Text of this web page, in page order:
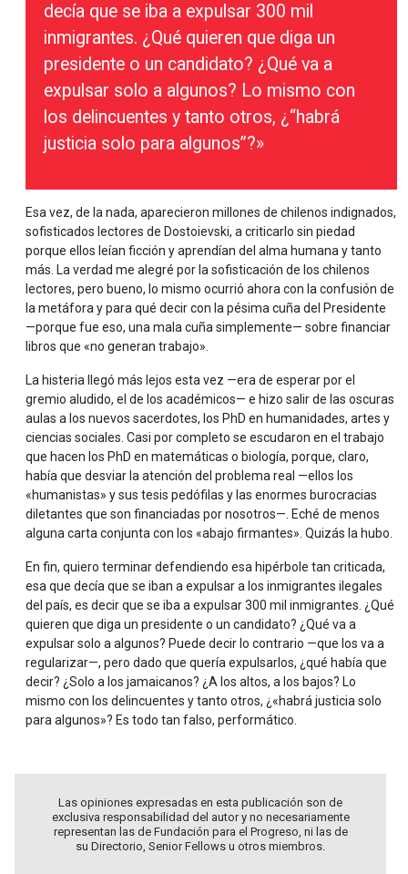
decía que se iba a expulsar 300 mil
inmigrantes. ¿Qué quieren que diga un
presidente o un candidato? ¿Qué va a
expulsar solo a algunos? Lo mismo con
los delincuentes y tanto otros, ¿“habrá
justicia solo para algunos”?»
Esa vez, de la nada, aparecieron millones de chilenos indignados,
sofisticados lectores de Dostoievski, a criticarlo sin piedad
porque ellos leían ficción y aprendían del alma humana y tanto
más. La verdad me alegré por la sofisticación de los chilenos
lectores, pero bueno, lo mismo ocurrió ahora con la confusión de
la metáfora y para qué decir con la pésima cuña del Presidente
—porque fue eso, una mala cuña simplemente— sobre financiar
libros que «no generan trabajo».
La histeria llegó más lejos esta vez —era de esperar por el
gremio aludido, el de los académicos— e hizo salir de las oscuras
aulas a los nuevos sacerdotes, los PhD en humanidades, artes y
ciencias sociales. Casi por completo se escudaron en el trabajo
que hacen los PhD en matemáticas o biología, porque, claro,
había que desviar la atención del problema real —ellos los
«humanistas» y sus tesis pedófilas y las enormes burocracias
diletantes que son financiadas por nosotros—. Eché de menos
alguna carta conjunta con los «abajo firmantes». Quizás la hubo.
En fin, quiero terminar defendiendo esa hipérbole tan criticada,
esa que decía que se iban a expulsar a los inmigrantes ilegales
del país, es decir que se iba a expulsar 300 mil inmigrantes. ¿Qué
quieren que diga un presidente o un candidato? ¿Qué va a
expulsar solo a algunos? Puede decir lo contrario —que los va a
regularizar—, pero dado que quería expulsarlos, ¿qué había que
decir? ¿Solo a los jamaicanos? ¿A los altos, a los bajos? Lo
mismo con los delincuentes y tanto otros, ¿«habrá justicia solo
para algunos»? Es todo tan falso, performático.
Las opiniones expresadas en esta publicación son de
exclusiva responsabilidad del autor y no necesariamente
representan las de Fundación para el Progreso, ni las de
su Directorio, Senior Fellows u otros miembros.